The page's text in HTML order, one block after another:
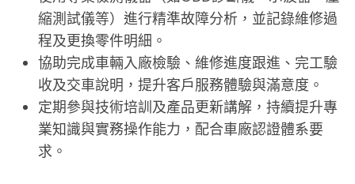
縮測試儀等）進行精準故障分析，並記錄維修過
程及更換零件明細。
協助完成車輛入廠檢驗、維修進度跟進、完工驗
收及交車說明，提升客戶服務體驗與滿意度。
定期參與技術培訓及產品更新講解，持續提升專
業知識與實務操作能力，配合車廠認證體系要
求。